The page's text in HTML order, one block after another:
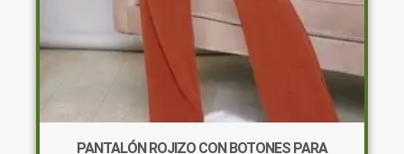
PANTALÓN ROJIZO CON BOTONES PARA